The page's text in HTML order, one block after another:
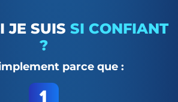
JE SUIS SI CONFIANT
?
parce que :